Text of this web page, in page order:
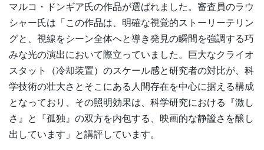
マルコ・ドンギア氏の作品が選ばれました。審査員のラウ
シャー氏は「この作品は、明確な視覚的ストーリーテリン
グと、視線をシーン全体へと導き発見の瞬間を強調する巧
みな光の演出において際立っていました。巨大なクライオ
スタット（冷却装置）のスケール感と研究者の対比が、科
学技術の壮大さとそこにある人間存在を中心に据える構成
となっており、その照明効果は、科学研究における『激し
さ』と『孤独』の双方を内包する、映画的な静謐さを醸し
出しています」と講評しています。